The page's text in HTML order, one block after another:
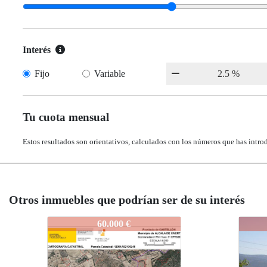
Interés
Fijo Variable
Tu cuota mensual
Estos resultados son orientativos, calculados con los números que has
Otros inmuebles que podrían ser de su interés
252-001
70.000 €
252-001 70.000 €